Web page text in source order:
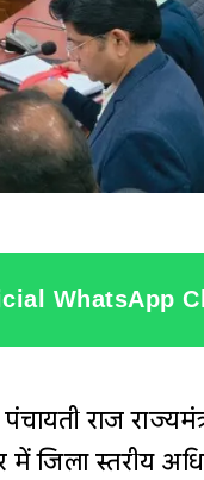
WhatsApp
राज
में जिला स्तरीय